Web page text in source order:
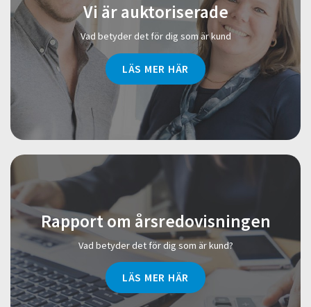
Vi är auktoriserade
Vad betyder det för dig som är kund
LÄS MER HÄR
Rapport om årsredovisningen
Vad betyder det för dig som är kund?
LÄS MER HÄR